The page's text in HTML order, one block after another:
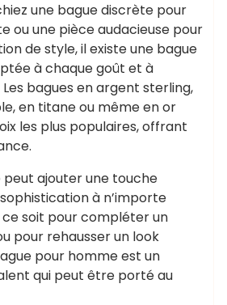
une bague discrète pour
ou une pièce audacieuse pour
de style, il existe une bague
à chaque goût et à
bagues en argent sterling,
en titane ou même en or
les plus populaires, offrant
ajouter une touche
à n’importe
ce soit pour compléter un
pour rehausser un look
pour homme est un
qui peut être porté au